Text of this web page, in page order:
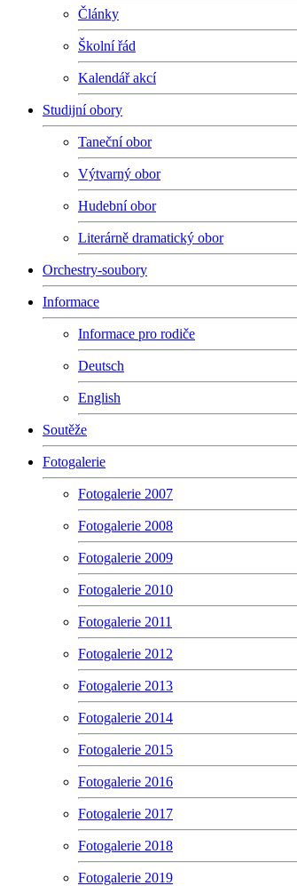
Články
Školní řád
Kalendář akcí
Studijní obory
Taneční obor
Výtvarný obor
Hudební obor
Literárně dramatický obor
Orchestry-soubory
Informace
Informace pro rodiče
Deutsch
English
Soutěže
Fotogalerie
Fotogalerie 2007
Fotogalerie 2008
Fotogalerie 2009
Fotogalerie 2010
Fotogalerie 2011
Fotogalerie 2012
Fotogalerie 2013
Fotogalerie 2014
Fotogalerie 2015
Fotogalerie 2016
Fotogalerie 2017
Fotogalerie 2018
Fotogalerie 2019